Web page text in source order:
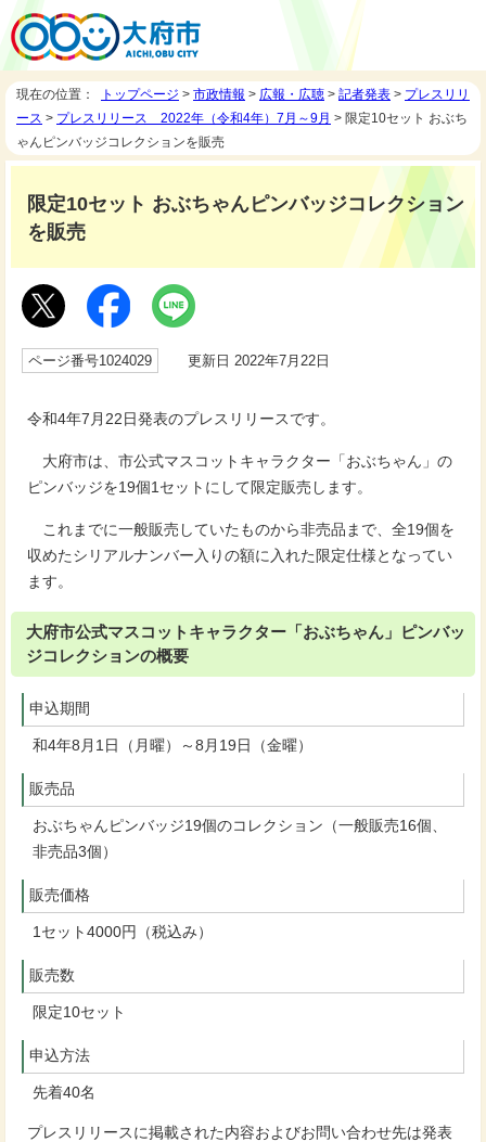
現在の位置： トップページ > 市政情報 > 広報・広聴 > 記者発表 > プレスリリ
ース > プレスリリース 2022年（令和4年）7月～9月 > 限定10セット おぶち
ゃんピンバッジコレクションを販売
限定10セット おぶちゃんピンバッジコレクション
を販売
ページ番号1024029 更新日 2022年7月22日
令和4年7月22日発表のプレスリリースです。
大府市は、市公式マスコットキャラクター「おぶちゃん」の
ピンバッジを19個1セットにして限定販売します。
これまでに一般販売していたものから非売品まで、全19個を
収めたシリアルナンバー入りの額に入れた限定仕様となってい
ます。
大府市公式マスコットキャラクター「おぶちゃん」ピンバッ
ジコレクションの概要
申込期間
和4年8月1日（月曜）～8月19日（金曜）
販売品
おぶちゃんピンバッジ19個のコレクション（一般販売16個、
非売品3個）
販売価格
1セット4000円（税込み）
販売数
限定10セット
申込方法
先着40名
プレスリリースに掲載された内容およびお問い合わせ先は発表